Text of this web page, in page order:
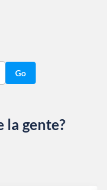
Go
la gente?